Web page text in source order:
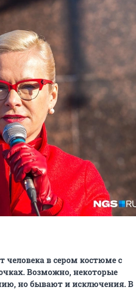
человека в сером костюме с
Возможно, некоторые
но бывают и исключения. В